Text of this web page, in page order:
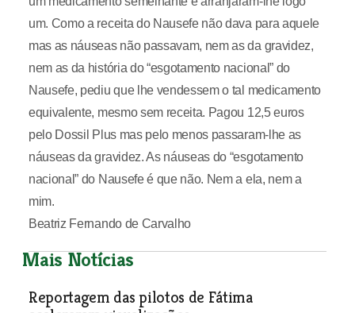
um. Como a receita do Nausefe não dava para aquele
mas as náuseas não passavam, nem as da gravidez,
nem as da história do “esgotamento nacional” do
Nausefe, pediu que lhe vendessem o tal medicamento
equivalente, mesmo sem receita. Pagou 12,5 euros
pelo Dossil Plus mas pelo menos passaram-lhe as
náuseas da gravidez. As náuseas do “esgotamento
nacional” do Nausefe é que não. Nem a ela, nem a
mim.
Beatriz Fernando de Carvalho
Mais Notícias
Reportagem das pilotos de Fátima